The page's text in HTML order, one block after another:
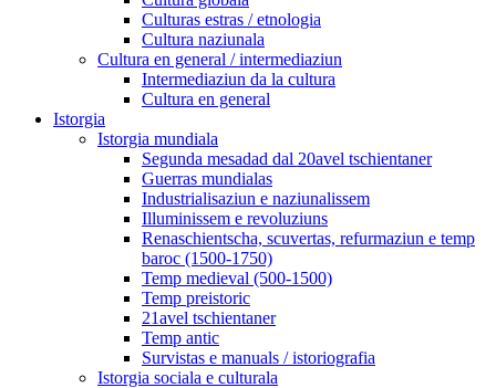
Culturas estras / etnologia
Cultura naziunala
Cultura en general / intermediaziun
Intermediaziun da la cultura
Cultura en general
Istorgia
Istorgia mundiala
Segunda mesadad dal 20avel tschientaner
Guerras mundialas
Industrialisaziun e naziunalissem
Illuminissem e revoluziuns
Renaschientscha, scuvertas, refurmaziun e temp
baroc (1500-1750)
Temp medieval (500-1500)
Temp preistoric
21avel tschientaner
Temp antic
Survistas e manuals / istoriografia
Istorgia sociala e culturala